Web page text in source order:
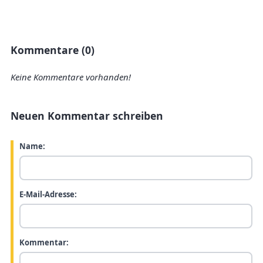
Kommentare (0)
Keine Kommentare vorhanden!
Neuen Kommentar schreiben
Name:
E-Mail-Adresse:
Kommentar: